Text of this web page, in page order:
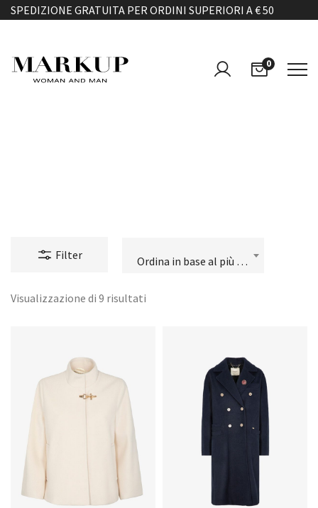
SPEDIZIONE GRATUITA PER ORDINI SUPERIORI A € 50
0
Filter Ordina in base al più recente
Visualizzazione di 9 risultati